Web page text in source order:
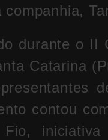
companhia,
durante o II
Catarina
contou